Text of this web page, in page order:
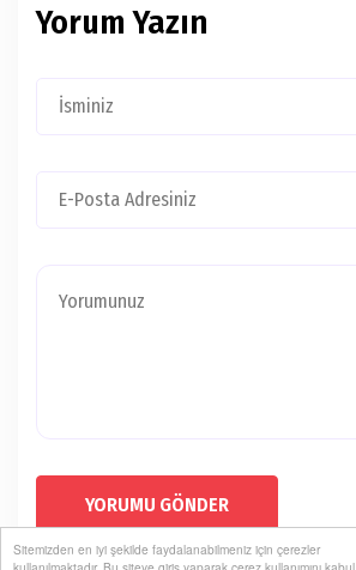
Sitemizden en iyi şekilde faydalanabilmeniz için çerezler
Yorum Yazın
YORUMU GÖNDER